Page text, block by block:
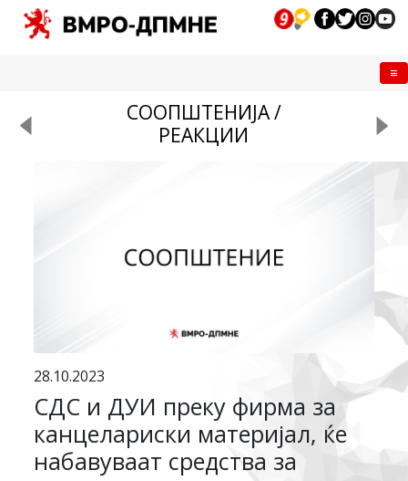
СООПШТЕНИЈА /
РЕАКЦИИ
28.10.2023
СДС и ДУИ преку фирма за
канцелариски материјал, ќе
набавуваат средства за